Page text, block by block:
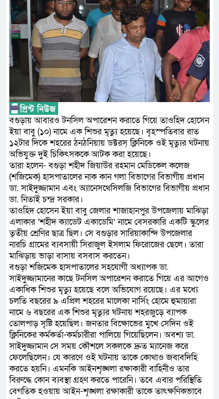
পর্দাপন উপলক্ষে আলোচনা সভা ও
ফ্যাসিবাদবিরোধী আন্দোলনে
নিরপেক্ষ ও বিশ্বাসযোগ্য : প্রধানমন্ত্রী
বাগেরহাট মেডিকেল
জুলাই স্মৃতি জাদুঘরের দুয়ার
ফিলিপাইনের দক্ষিণ উপকূলে
বগুড়ায় আবারও টনসিল অপারেশন করাতে গিয়ে তাওহিদ হোসেন
ইয়া বাবু (১০) নামে এক শিশুর মৃত্যু হয়েছে। বৃহস্পতিবার রাত
১২টার দিকে শহরের ঠনঠনিয়ায় ডক্টরস্ ক্লিনিকে ওই মৃত্যুর ঘটনায়
অভিযুক্ত দুই চিকিৎসককে আটক করা হয়েছে।
তারা হলেন- বগুড়া শহীদ জিয়াউর রহমান মেডিকেল কলেজ
(শজিমেক) হাসপাতালের নাক কান গলা বিভাগের বিভাগীয় প্রধান
ডা. সাইদুজ্জামান এবং অ্যানেসথেসিলজি বিভাগের বিভাগীয় প্রধান
ডা. নিতাই চন্দ্র সরকার।
তাওহিদ হোসেন ইয়া বাবু জেলার শাজাহানপুর উপজেলায় মাঝিড়া
এলাকার ‘শহীদ ক্যাডেট একাডেমি’ নামে বেসরকারি একটি স্কুলের
তৃতীয় শ্রেণির ছাত্র ছিল। সে বগুড়ার সারিয়াকান্দি উপজেলার
নারচি গ্রামের ব্যবসায়ী সিরাজুল ইসলাম ফিরোজের ছেলে। তারা
মাঝিড়ায় ভাড়া বাসায় বসবাস করতেন।
বগুড়া শজিমেক হাসপাতালের সহযোগী অধ্যাপক ডা.
সাইদুজ্জামানের কাছে টনসিল অপারেশন করাতে গিয়ে এর আগেও
একাধিক শিশুর মৃত্যু হয়েছে বলে অভিযোগ রয়েছে। এর মধ্যে
চলতি বছরের ৯ এপ্রিল শহরের মালেকা নার্সিং হোমে হুমায়ারা
নামে ৬ বছরের এক শিশুর মৃত্যুর ঘটনায় শহরজুড়ে ব্যাপক
তোলপাড় সৃষ্টি হয়েছিল। জনতার বিক্ষোভের মুখে সেদিন ওই
ক্লিনিকের কর্মকর্তা-কর্মচারীরা পালিয়ে গিয়েছিলেন। অবশ্য ডা.
সাইদুজ্জামান সে সময় কৌশলে সকলকে দ্রুত ম্যানেজ করে
ফেলেছিলেন। যে কারণে ওই ঘটনায় তাকে কোথাও জবাবদিহি
করতে হয়নি। এমনকি আইনশৃঙ্খলা রক্ষাকারী বাহিনীও তার
বিরুদ্ধে কোন ব্যবস্থা গ্রহণ করতে পারেনি। তবে এবার পরিস্থিতি
বেগতিক হওয়ায় আইন-শৃঙ্খলা রক্ষাকারী তাকে তাৎক্ষণিকভাবে